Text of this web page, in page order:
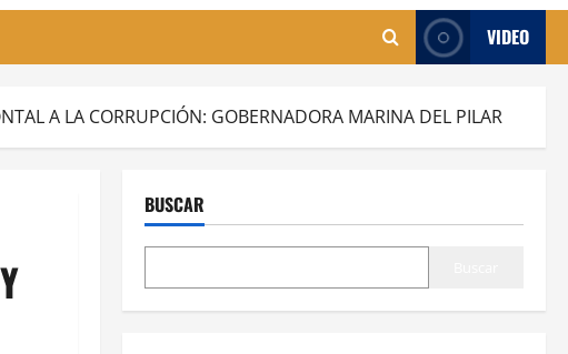
VIDEO
A LA CORRUPCIÓN: GOBERNADORA MARINA DEL PILAR
BUSCAR